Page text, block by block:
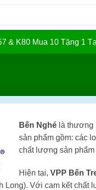
& K80 Mua 10 Tặng 1
Bến Nghélà thương
sản phẩm gồm: các
chất lượng sản
Hiện tại, VPP Bến
Long). Với cam kết chất